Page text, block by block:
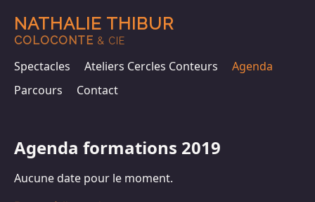
NATHALIE THIBUR
COLOCONTE & CIE
Spectacles Ateliers Cercles Conteurs
Agenda
Parcours
Contact
Agenda formations 2019
Aucune date pour le moment.